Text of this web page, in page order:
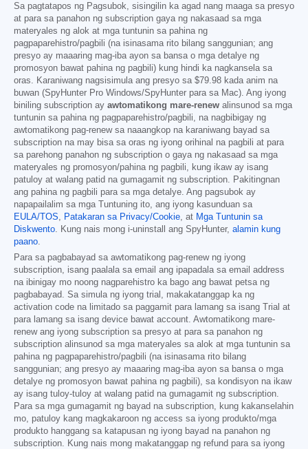
Sa pagtatapos ng Pagsubok, sisingilin ka agad nang maaga sa presyo
at para sa panahon ng subscription gaya ng nakasaad sa mga
materyales ng alok at mga tuntunin sa pahina ng
pagpaparehistro/pagbili (na isinasama rito bilang sanggunian; ang
presyo ay maaaring mag-iba ayon sa bansa o mga detalye ng
promosyon bawat pahina ng pagbili) kung hindi ka nagkansela sa
oras. Karaniwang nagsisimula ang presyo sa $79.98 kada anim na
buwan (SpyHunter Pro Windows/SpyHunter para sa Mac). Ang iyong
biniling subscription ay awtomatikong mare-renew alinsunod sa mga
tuntunin sa pahina ng pagpaparehistro/pagbili, na nagbibigay ng
awtomatikong pag-renew sa naaangkop na karaniwang bayad sa
subscription na may bisa sa oras ng iyong orihinal na pagbili at para
sa parehong panahon ng subscription o gaya ng nakasaad sa mga
materyales ng promosyon/pahina ng pagbili, kung ikaw ay isang
patuloy at walang patid na gumagamit ng subscription. Pakitingnan
ang pahina ng pagbili para sa mga detalye. Ang pagsubok ay
napapailalim sa mga Tuntuning ito, ang iyong kasunduan sa
EULA/TOS, Patakaran sa Privacy/Cookie, at Mga Tuntunin sa
Diskwento. Kung nais mong i-uninstall ang SpyHunter, alamin kung
paano.
Para sa pagbabayad sa awtomatikong pag-renew ng iyong
subscription, isang paalala sa email ang ipapadala sa email address
na ibinigay mo noong nagparehistro ka bago ang bawat petsa ng
pagbabayad. Sa simula ng iyong trial, makakatanggap ka ng
activation code na limitado sa paggamit para lamang sa isang Trial at
para lamang sa isang device bawat account. Awtomatikong mare-
renew ang iyong subscription sa presyo at para sa panahon ng
subscription alinsunod sa mga materyales sa alok at mga tuntunin sa
pahina ng pagpaparehistro/pagbili (na isinasama rito bilang
sanggunian; ang presyo ay maaaring mag-iba ayon sa bansa o mga
detalye ng promosyon bawat pahina ng pagbili), sa kondisyon na ikaw
ay isang tuloy-tuloy at walang patid na gumagamit ng subscription.
Para sa mga gumagamit ng bayad na subscription, kung kakanselahin
mo, patuloy kang magkakaroon ng access sa iyong produkto/mga
produkto hanggang sa katapusan ng iyong bayad na panahon ng
subscription. Kung nais mong makatanggap ng refund para sa iyong